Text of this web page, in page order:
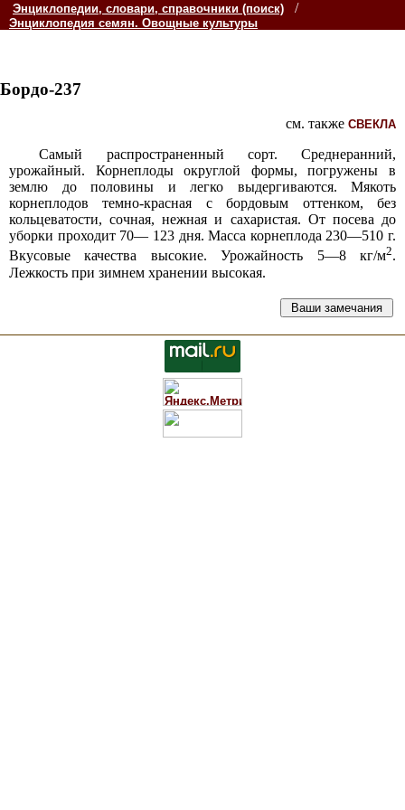
Энциклопедии, словари, справочники (поиск) /
Энциклопедия семян. Овощные культуры
Бордо-237
см. также СВЕКЛА
Самый распространенный сорт. Среднеранний,
урожайный. Корнеплоды округлой формы, погружены в
землю до половины и легко выдергиваются. Мякоть
корнеплодов темно-красная с бордовым оттенком, без
кольцеватости, сочная, нежная и сахаристая. От посева до
уборки проходит 70— 123 дня. Масса корнеплода 230—510 г.
Вкусовые качества высокие. Урожайность 5—8 кг/м2.
Лежкость при зимнем хранении высокая.